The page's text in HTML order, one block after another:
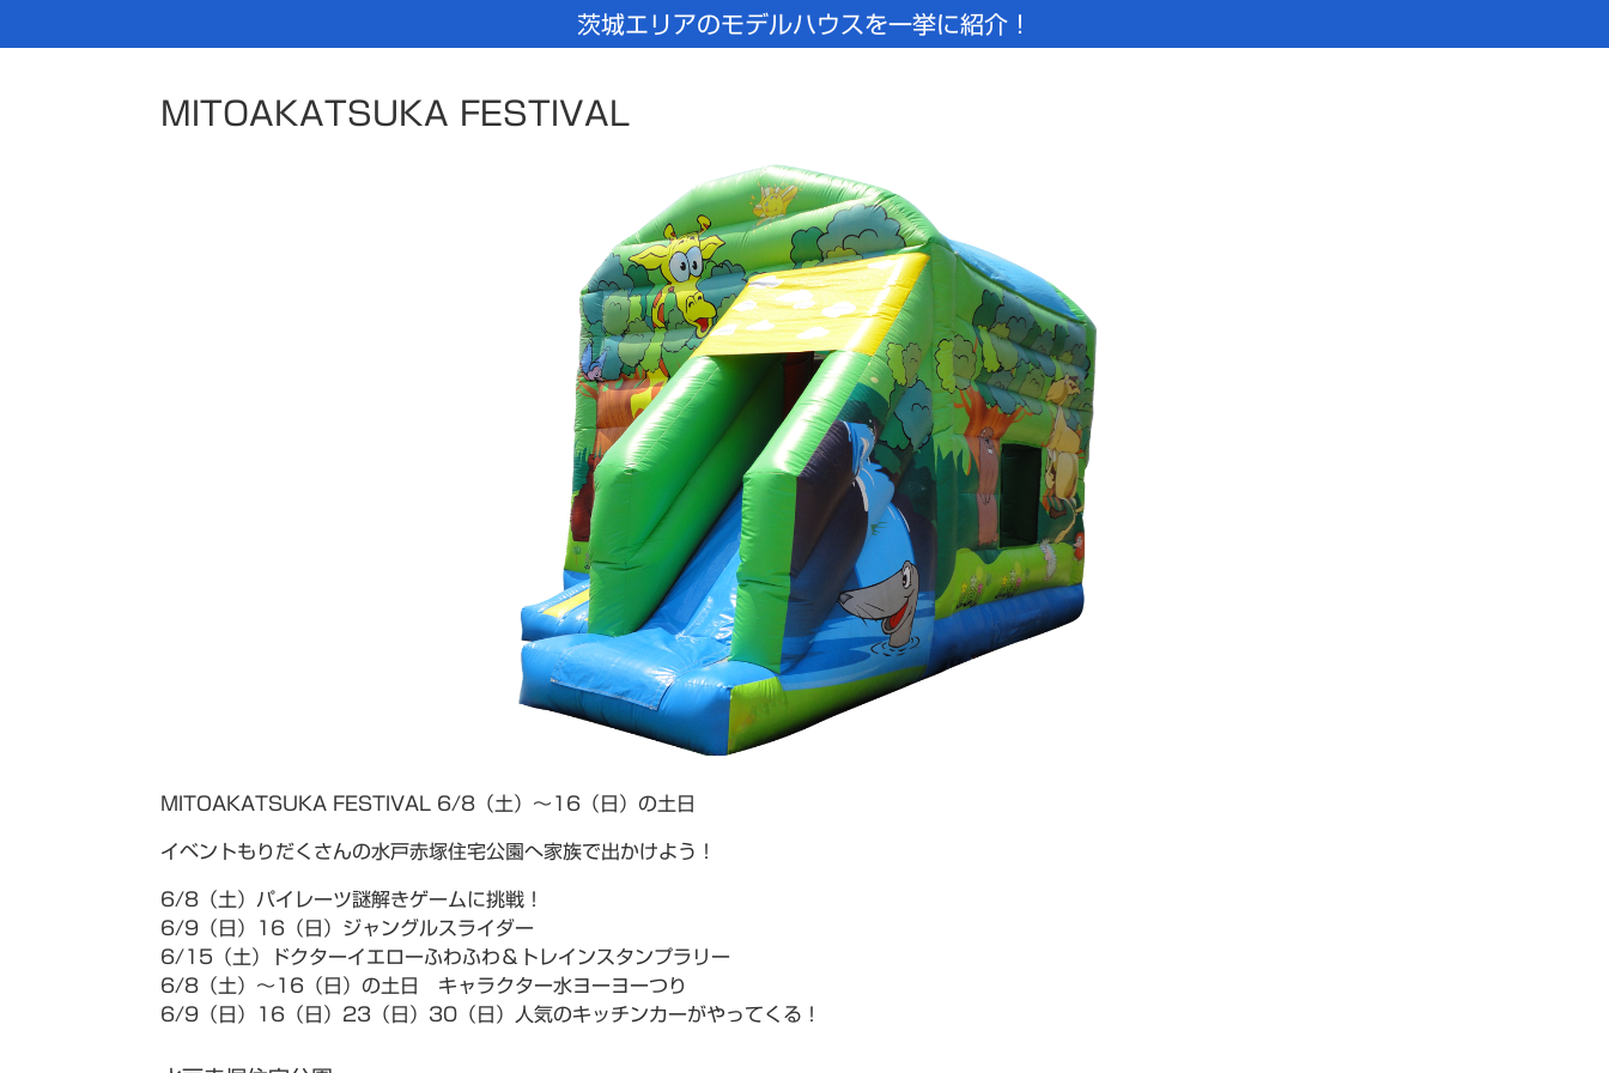
茨城エリアのモデルハウスを一挙に紹介！
MITOAKATSUKA FESTIVAL
MITOAKATSUKA FESTIVAL 6/8（土）～16（日）の土日
イベントもりだくさんの水戸赤塚住宅公園へ家族で出かけよう！
6/8（土）パイレーツ謎解きゲームに挑戦！
6/9（日）16（日）ジャングルスライダー
6/15（土）ドクターイエローふわふわ＆トレインスタンプラリー
6/8（土）～16（日）の土日 キャラクター水ヨーヨーつり
6/9（日）16（日）23（日）30（日）人気のキッチンカーがやってくる！